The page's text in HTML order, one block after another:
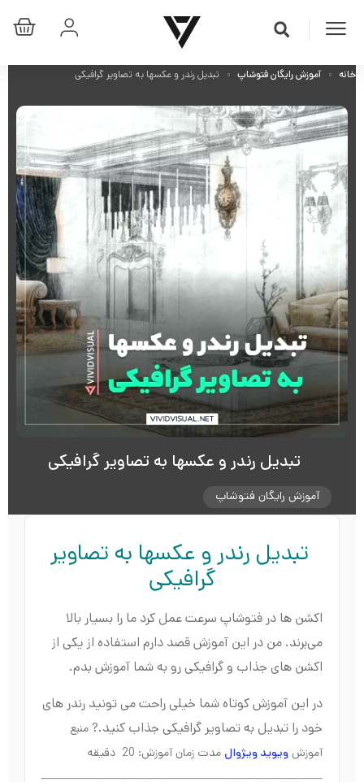
خانه آموزش رایگان فتوشاپ تبدیل رندر و عکسها به تصاویر گرافیکی
تبدیل رندر و عکسها به تصاویر گرافیکی
آموزش رایگان فتوشاپ
تبدیل رندر و عکسها به تصاویر
گرافیکی
اکشن ها در فتوشاپ سرعت عمل کرد ما را بسیار بالا
می‌برند. من در این آموزش قصد دارم استفاده از یکی از
اکشن های جذاب و گرافیکی رو به شما آموزش بدم.
در این آموزش کوتاه شما خیلی راحت می تونید رندر های
خود را تبدیل به تصاویر گرافیکی جذاب کنید.? منبع
آموزشویوید ویژوال مدت زمان آموزش: 20 دقیقه